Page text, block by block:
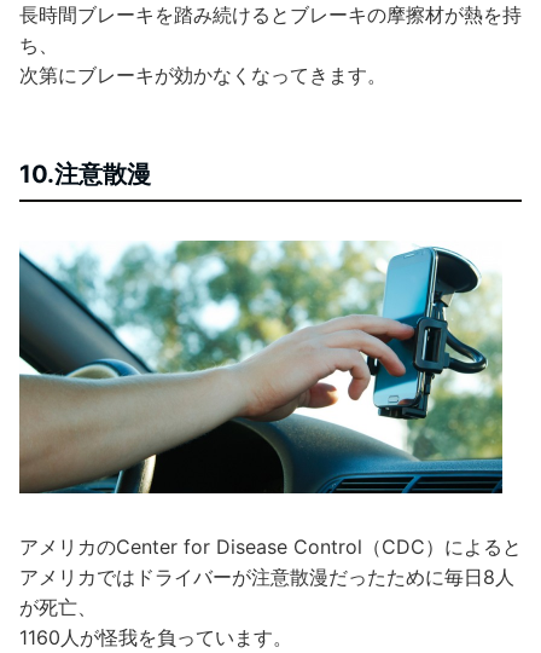
長時間ブレーキを踏み続けるとブレーキの摩擦材が熱を持
ち、
次第にブレーキが効かなくなってきます。
10.注意散漫
アメリカのCenter for Disease Control（CDC）によると
アメリカではドライバーが注意散漫だったために毎日8人
が死亡、
1160人が怪我を負っています。